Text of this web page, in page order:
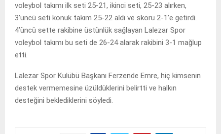
voleybol takımı ilk seti 25-21, ikinci seti, 25-23 alırken,
3’uncü seti konuk takım 25-22 aldı ve skoru 2-1’e getirdi.
4’üncü sette rakibine üstünlük sağlayan Lalezar Spor
voleybol takımı bu seti de 26-24 alarak rakibini 3-1 mağlup
etti.
Lalezar Spor Kulübü Başkanı Ferzende Emre, hiç kimsenin
destek vermemesine üzüldüklerini belirtti ve halkın
desteğini beklediklerini söyledi.